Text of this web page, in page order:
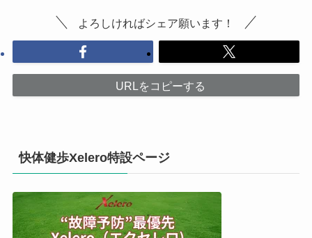
よろしければシェア願います！
URLをコピーする
快体健歩Xelero特設ページ